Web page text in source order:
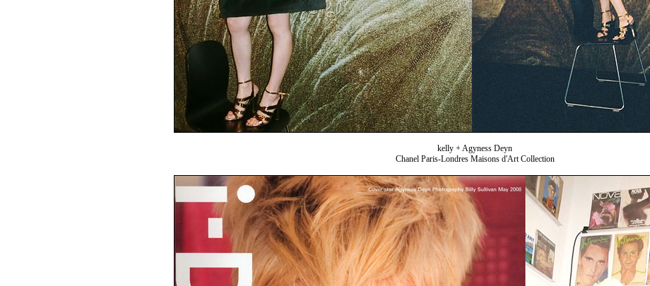
kelly + Agyness Deyn
Chanel Paris-Londres Maisons d'Art Collection